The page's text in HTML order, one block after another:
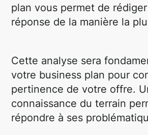
plan vous permet de
réponse de la manière la
Cette analyse sera
votre business plan pour
pertinence de votre offre.
connaissance du terrain
répondre à ses